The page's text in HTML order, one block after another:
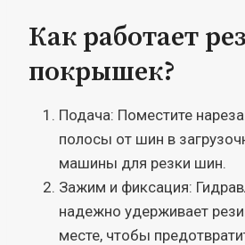
Как работает
покрышек?
Подача: Поместите
полосы от шин в
машины для резки шин.
Зажим и фиксация:
надежно удерживает
месте, чтобы